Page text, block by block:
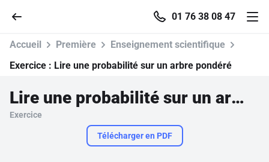
01 76 38 08 47
Accueil
Accueil Première
Enseignement scientifique
Exercice : Lire une probabilité sur un arbre pondéré
Lire une probabilité sur un arbre pondéré
Exercice
Télécharger en PDF